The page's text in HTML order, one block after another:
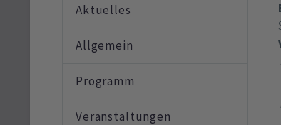
Aktuelles
Allgemein
Programm
Veranstaltungen